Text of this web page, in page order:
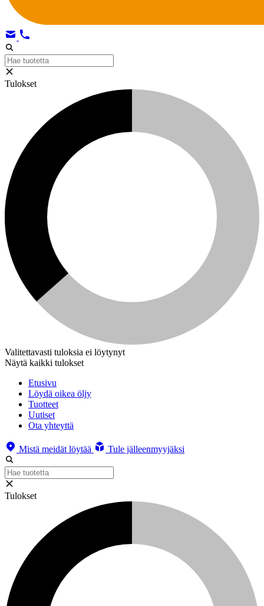
Tulokset
Valitettavasti tuloksia ei löytynyt
Näytä kaikki tulokset
Etusivu
Löydä oikea öljy
Tuotteet
Uutiset
Ota yhteyttä
Mistä meidät löytää Tule jälleenmyyjäksi
Tulokset